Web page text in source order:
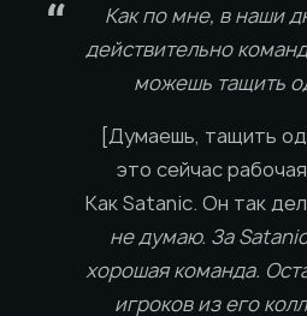
Как по мне, в наши
действительно
можешь тащить
[Думаешь, тащить
это сейчас
Как Satanic. Он так
не думаю. За
хорошая команда.
игроков из его